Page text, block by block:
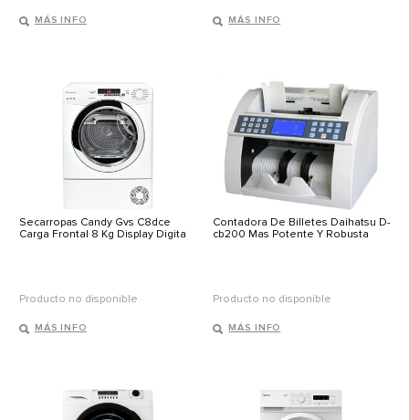
MÁS INFO MÁS INFO
Secarropas Candy Gvs C8dce
Carga Frontal 8 Kg Display Digita
Producto no disponible
MÁS INFO
Contadora De Billetes Daihatsu D-
cb200 Mas Potente Y Robusta
Producto no disponible
MÁS INFO